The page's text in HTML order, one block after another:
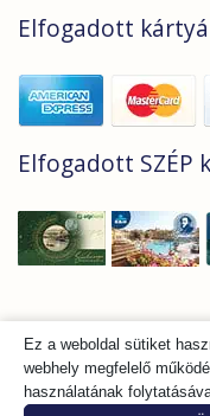
Elfogadott
Elfogadott SZÉP
FIZETÉSI ÉS
SZEPESI
Ez a weboldal sütiket
webhely megfelelő
használatának